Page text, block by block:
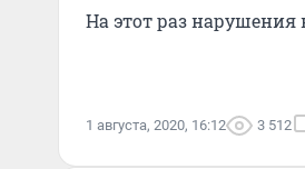
На этот раз нарушения
1 августа, 2020, 16:12 3 512